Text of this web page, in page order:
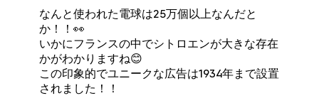
なんと使われた電球は25万個以上なんだと
か！！👀
いかにフランスの中でシトロエンが大きな存在
かがわかりますね😊
この印象的でユニークな広告は1934年まで設置
されました！！